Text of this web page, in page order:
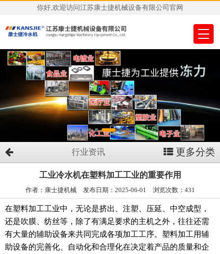
你好,欢迎访问江苏康士捷机械设备有限公司官网
行业资讯 更多分类
工业冷水机在塑料加工工业的重要作用
作者：康士捷机械 发布日期：2025-06-01 浏览次数：431
在塑料加工工业中，无论是挤出、注塑、压延、中空成型，
还是吹膜、纺丝等，除了有满足要求的主机之外，往往还需
有大量的辅助设备来共同完成各项加工工序。塑料加工用辅
助设备的完善化、自动化和合理化在决定着产品的质量和企